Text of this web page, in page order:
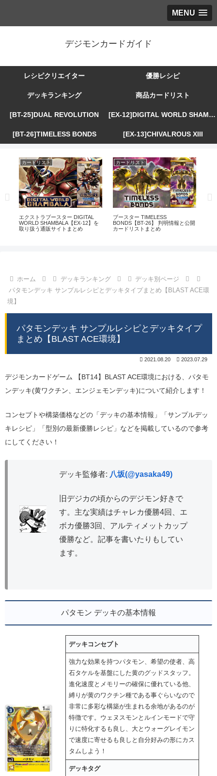
MENU
デジモンカードガイド
レシピクリエイター 優勝レシピ
デッキランキング 商品カードリスト
[BT-25]DUAL REVOLUTION [EX-12]DIGITAL WORLD SHAMBALA
[BT-26]TIMELESS BONDS [EX-13]CHIVALROUS XIII
カードリスト
エクストラブースター DIGITAL
WORLD SHAMBALA【EX-12】を
取り扱う通販サイトまとめ
カードリスト
ブースター TIMELESS
BONDS【BT-26】 判明情報と公開
カードリストまとめ
ホーム デッキランキング
デッキ別ページ
パタモンデッキ サンプルレシピとデッキタイプまとめ【BLAST ACE環
境】
パタモンデッキ サンプルレシピとデッキタイプ
まとめ【BLAST ACE環境】
2021.08.20 2023.07.29
デジモンカードゲーム 【BT14】BLAST ACE環境における、パタモ
ンデッキ(黄ワクチン、エンジェモンデッキ)について紹介します！
コンセプトや構築価格などの「デッキの基本情報」「サンプルデッ
キレシピ」「型別の最新優勝レシピ」などを掲載しているので参考
にしてください！
デッキ監修者: 八坂(@yasaka49)
旧デジカの頃からのデジモン好きで
す。主な実績はチャレカ優勝4回、エ
ボカ優勝3回、アルティメットカップ
優勝など。記事を書いたりもしてい
ます。
パタモン デッキの基本情報
デッキコンセプト
強力な効果を持つパタモン、希望の使者、高
石タケルを基盤にした黄のグッドスタッフ。
進化速度とメモリーの確保に優れている他、
縛りが黄のワクチン種である事ぐらいなので
非常に多彩な構築が生まれる余地があるのが
特徴です。ウェヌスモンとルインモードで守
りに特化するも良し、大とウォーグレイモン
で速度に寄せるも良しと自分好みの形にカス
タムしよう！
デッキタグ